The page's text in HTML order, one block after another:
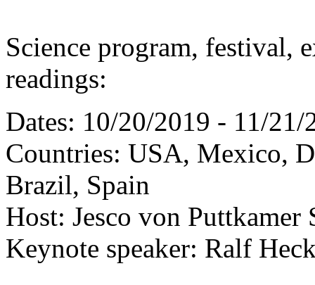
Science program, festival,
readings:
Dates: 10/20/2019 - 11/21/
Countries: USA, Mexico,
Brazil, Spain
Host: Jesco von Puttkamer
Keynote speaker: Ralf